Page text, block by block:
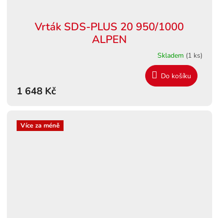
Vrták SDS-PLUS 20 950/1000
ALPEN
Skladem (1 ks)
1 648 Kč
Do košíku
Více za méně